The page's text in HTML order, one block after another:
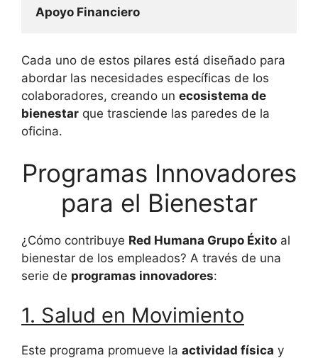
Apoyo Financiero
Cada uno de estos pilares está diseñado para
abordar las necesidades específicas de los
colaboradores, creando un ecosistema de
bienestar que trasciende las paredes de la
oficina.
Programas Innovadores
para el Bienestar
¿Cómo contribuye Red Humana Grupo Éxito al
bienestar de los empleados? A través de una
serie de programas innovadores:
1. Salud en Movimiento
Este programa promueve la actividad física y